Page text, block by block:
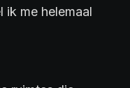
ik me helemaal